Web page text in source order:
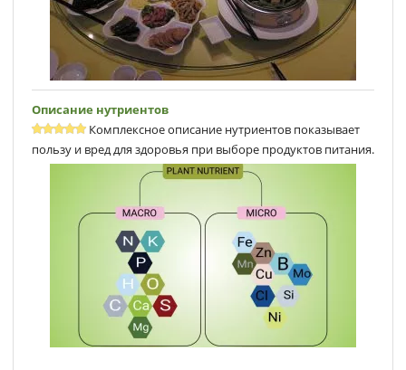
Описание нутриентов
Комплексное описание нутриентов показывает
пользу и вред для здоровья при выборе продуктов питания.